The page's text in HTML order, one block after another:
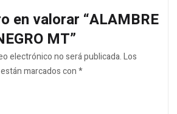
en valorar “ALAMBRE
MT”
electrónico no será publicada.Los
marcados con*